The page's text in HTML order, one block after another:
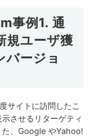
事例1. 通
規ユーザ獲
ージョ
サイトに訪問したこ
させるリターゲティ
た、Google やYahoo!